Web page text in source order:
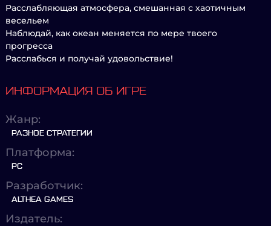
Расслабляющая атмосфера, смешанная с хаотичным
весельем
Наблюдай, как океан меняется по мере твоего
прогресса
Расслабься и получай удовольствие!
ИНФОРМАЦИЯ ОБ ИГРЕ
Жанр:
РАЗНОЕ СТРАТЕГИИ
Платформа:
PC
Разработчик:
ALTHEA GAMES
Издатель: